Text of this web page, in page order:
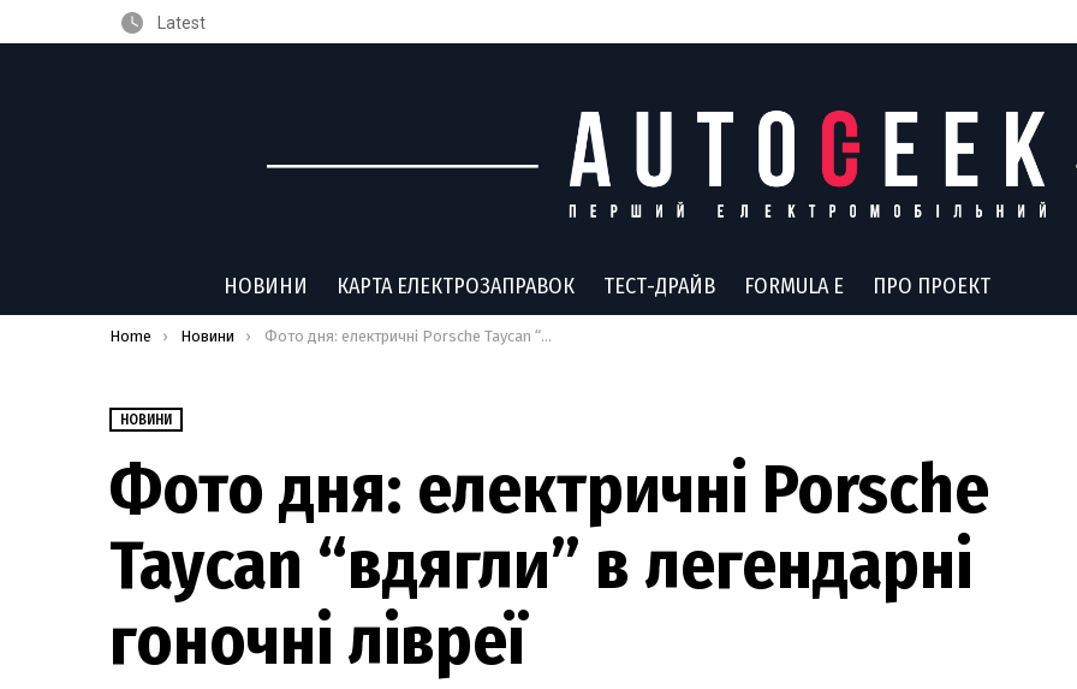
Latest
НОВИНИ КАРТА ЕЛЕКТРОЗАПРАВОК ТЕСТ-ДРАЙВ FORMULA E ПРО ПРОЕКТ
You are here:
Home Новини Фото дня: електричні Porsche Taycan “вдягли” в легендарні гоночні лівреї
НОВИНИ
Фото дня: електричні Porsche
Taycan “вдягли” в легендарні
гоночні лівреї